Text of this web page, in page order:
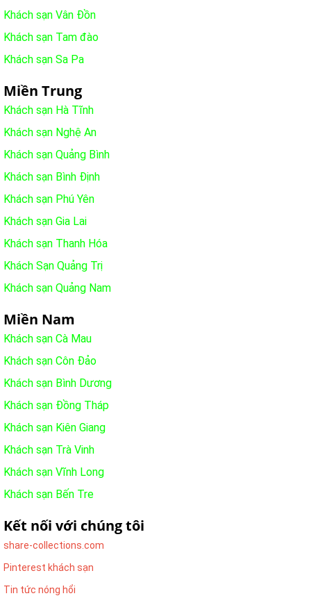
Khách sạn Vân Đồn
Khách sạn Tam đào
Khách sạn Sa Pa
Miền Trung
Khách sạn Hà Tĩnh
Khách sạn Nghệ An
Khách sạn Quảng Bình
Khách sạn Bình Định
Khách sạn Phú Yên
Khách sạn Gia Lai
Khách sạn Thanh Hóa
Khách Sạn Quảng Trị
Khách sạn Quảng Nam
Miền Nam
Khách sạn Cà Mau
Khách sạn Côn Đảo
Khách sạn Bình Dương
Khách sạn Đồng Tháp
Khách sạn Kiên Giang
Khách sạn Trà Vinh
Khách sạn Vĩnh Long
Khách sạn Bến Tre
Kết nối với chúng tôi
share-collections.com
Pinterest khách sạn
Tin tức nóng hổi